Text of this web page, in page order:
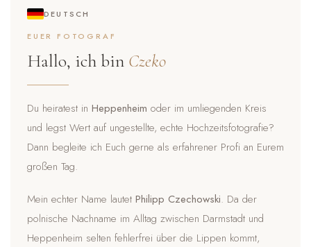
DEUTSCH
EUER FOTOGRAF
Hallo, ich bin Czeko
Du heiratest in Heppenheim oder im umliegenden Kreis
und legst Wert auf ungestellte, echte Hochzeitsfotografie?
Dann begleite ich Euch gerne als erfahrener Profi an Eurem
großen Tag.
Mein echter Name lautet Philipp Czechowski. Da der
polnische Nachname im Alltag zwischen Darmstadt und
Heppenheim selten fehlerfrei über die Lippen kommt,